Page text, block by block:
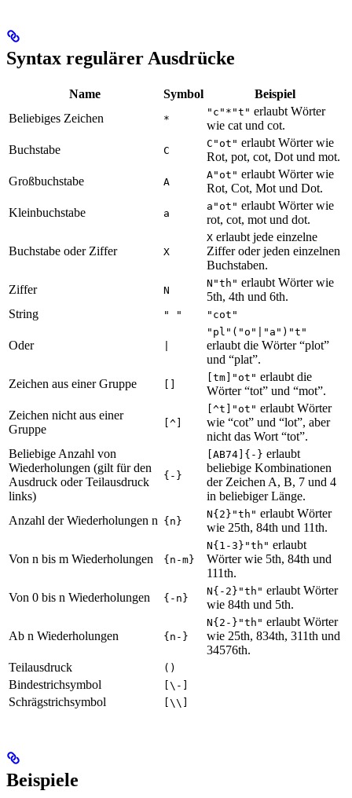
Syntax regulärer Ausdrücke
Name Symbol
Beispiel
Beliebiges Zeichen
*
"c"*"t" erlaubt Wörter
wie cat und cot.
Buchstabe
C
C"ot" erlaubt Wörter wie
Rot, pot, cot, Dot und mot.
Großbuchstabe
A
A"ot" erlaubt Wörter wie
Rot, Cot, Mot und Dot.
Kleinbuchstabe
a
a"ot" erlaubt Wörter wie
rot, cot, mot und dot.
Buchstabe oder Ziffer X
X erlaubt jede einzelne
Ziffer oder jeden einzelnen
Buchstaben.
Ziffer
N
N"th" erlaubt Wörter wie
5th, 4th und 6th.
String
" " "cot"
Oder
"pl"("o"|"a")"t"
erlaubt die Wörter “plot”
und “plat”.
Zeichen aus einer Gruppe
[tm]"ot" erlaubt die
Wörter “tot” und “mot”.
Zeichen nicht aus einer
Gruppe
[^]
[^t]"ot" erlaubt Wörter
wie “cot” und “lot”, aber
nicht das Wort “tot”.
Beliebige Anzahl von
Wiederholungen (gilt für den
Ausdruck oder Teilausdruck
links)
{-}
[AB74]{-} erlaubt
beliebige Kombinationen
der Zeichen A, B, 7 und 4
in beliebiger Länge.
Anzahl der Wiederholungen n {n}
N{2}"th" erlaubt Wörter
wie 25th, 84th und 11th.
Von n bis m Wiederholungen {n-m}
N{1-3}"th" erlaubt
Wörter wie 5th, 84th und
111th.
Von 0 bis n Wiederholungen
{-n}
N{-2}"th" erlaubt Wörter
wie 84th und 5th.
Ab n Wiederholungen {n-}
N{2-}"th" erlaubt Wörter
wie 25th, 834th, 311th und
34576th.
Teilausdruck
()
Bindestrichsymbol [\-]
Schrägstrichsymbol [\\]
Beispiele